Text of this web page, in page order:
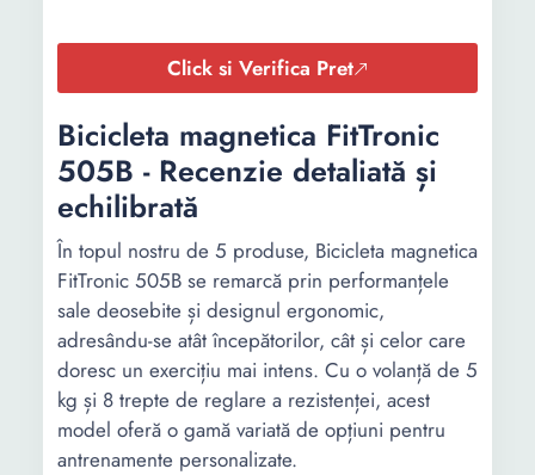
Click si Verifica Pret
Bicicleta magnetica FitTronic
505B - Recenzie detaliată și
echilibrată
În topul nostru de 5 produse, Bicicleta magnetica
FitTronic 505B se remarcă prin performanțele
sale deosebite și designul ergonomic,
adresându-se atât începătorilor, cât și celor care
doresc un exercițiu mai intens. Cu o volanță de 5
kg și 8 trepte de reglare a rezistenței, acest
model oferă o gamă variată de opțiuni pentru
antrenamente personalizate.